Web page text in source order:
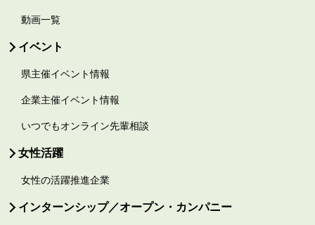
動画一覧
イベント
県主催イベント情報
企業主催イベント情報
いつでもオンライン先輩相談
女性活躍
女性の活躍推進企業
インターンシップ／オープン・カンパニー